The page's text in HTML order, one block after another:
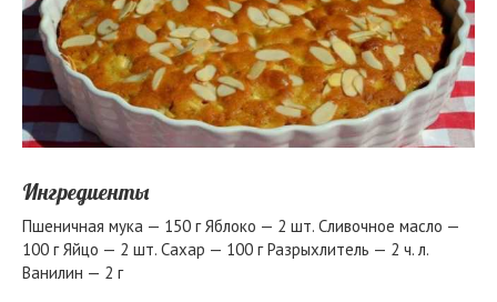
Ингредиенты
Пшеничная мука — 150 г Яблоко — 2 шт. Сливочное масло —
100 г Яйцо — 2 шт. Сахар — 100 г Разрыхлитель — 2 ч. л.
Ванилин — 2 г